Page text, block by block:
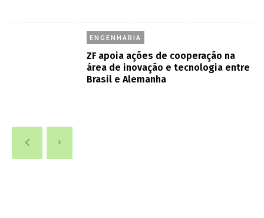
ENGENHARIA
ZF apoia ações de cooperação na
área de inovação e tecnologia entre
Brasil e Alemanha